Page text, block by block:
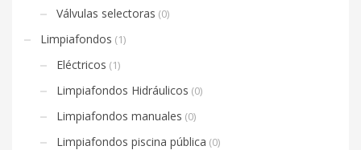
Válvulas selectoras (0)
Limpiafondos (1)
Eléctricos (1)
Limpiafondos Hidráulicos (0)
Limpiafondos manuales (0)
Limpiafondos piscina pública (0)